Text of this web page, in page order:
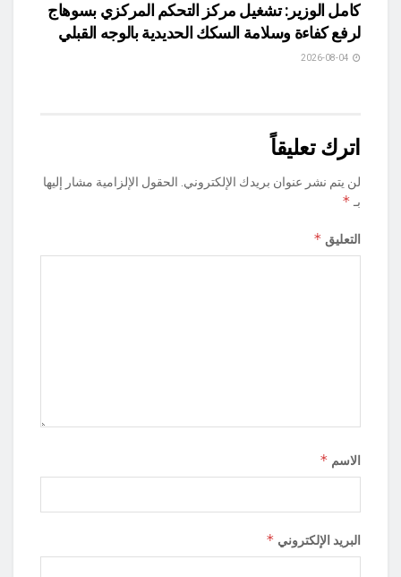
كامل الوزير: تشغيل مركز التحكم المركزي بسوهاج
لرفع كفاءة وسلامة السكك الحديدية بالوجه القبلي
اترك تعليقاً
لن يتم نشر عنوان بريدك الإلكتروني. الحقول الإلزامية مشار إليها
بـ *
التعليق *
الاسم *
البريد الإلكتروني *